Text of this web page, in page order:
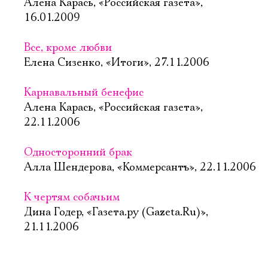
Алена Карась, «Российская газета»,
16.01.2009
Все, кроме любви
Елена Сизенко, «Итоги», 27.11.2006
Карнавальный бенефис
Алена Карась, «Российская газета»,
22.11.2006
Односторонний брак
Алла Шендерова, «Коммерсантъ», 22.11.2006
К чертям собачьим
Дина Годер, «Газета.ру (Gazeta.Ru)»,
21.11.2006